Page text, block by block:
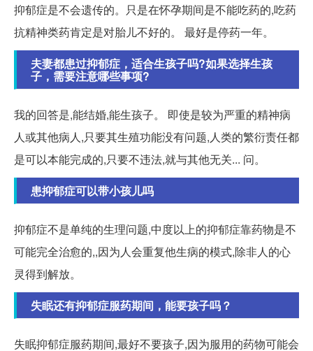
抑郁症是不会遗传的。只是在怀孕期间是不能吃药的,吃药
抗精神类药肯定是对胎儿不好的。 最好是停药一年。
夫妻都患过抑郁症，适合生孩子吗?如果选择生孩
子，需要注意哪些事项?
我的回答是,能结婚,能生孩子。 即使是较为严重的精神病
人或其他病人,只要其生殖功能没有问题,人类的繁衍责任都
是可以本能完成的,只要不违法,就与其他无关... 问。
患抑郁症可以带小孩儿吗
抑郁症不是单纯的生理问题,中度以上的抑郁症靠药物是不
可能完全治愈的,,因为人会重复他生病的模式,除非人的心
灵得到解放。
失眠还有抑郁症服药期间，能要孩子吗？
失眠抑郁症服药期间,最好不要孩子,因为服用的药物可能会